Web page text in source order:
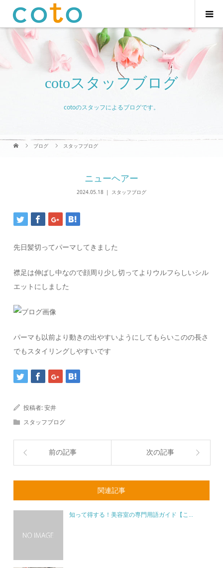
cotoスタッフブログ
cotoのスタッフによるブログです。
ブログ スタッフブログ
ニューヘアー
2024.05.18 スタッフブログ
先日髪切ってパーマしてきました
襟足は伸ばし中なので顔周り少し切ってよりウルフらしいシル
エットにしました
パーマも以前より動きの出やすいようにしてもらいこのの長さ
でもスタイリングしやすいです
投稿者:安井
スタッフブログ
前の記事 次の記事
関連記事
知って得する！美容室の専門用語ガイド【こ...